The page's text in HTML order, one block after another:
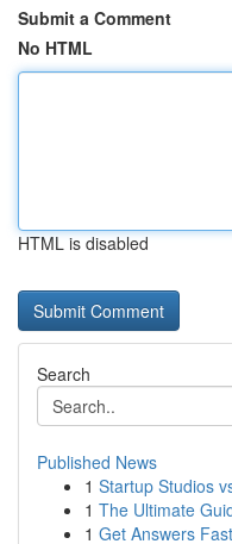
Submit a Comment
No HTML
HTML is disabled
Search
Published News
1 Startup Studios
1 The Ultimate
1 Get Answers